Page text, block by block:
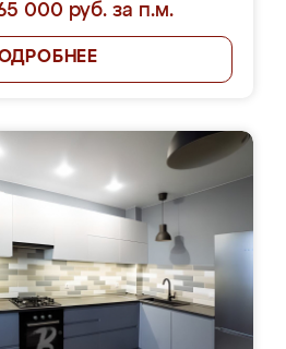
000 руб. за п.м.